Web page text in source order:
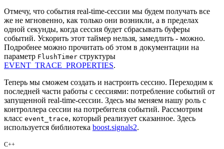
Отмечу, что события real-time-сессии мы будем получать все
же не мгновенно, как только они возникли, а в пределах
одной секунды, когда сессия будет сбрасывать буферы
событий. Ускорить этот таймер нельзя, замедлить - можно.
Подробнее можно прочитать об этом в документации на
параметр FlushTimer структуры
EVENT_TRACE_PROPERTIES.
Теперь мы сможем создать и настроить сессию. Переходим к
последней части работы с сессиями: потребление событий от
запущенной real-time-сессии. Здесь мы меняем нашу роль с
контроллера сессии на потребителя событий. Рассмотрим
класс event_trace, который реализует сказанное. Здесь
используется библиотека boost.signals2.
C++